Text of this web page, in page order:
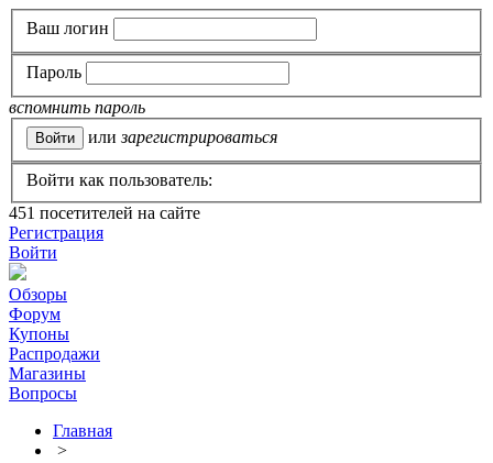
Ваш логин
Пароль
вспомнить пароль
или зарегистрироваться
Войти как пользователь:
451 посетителей на сайте
Регистрация
Войти
Обзоры
Форум
Купоны
Распродажи
Магазины
Вопросы
Главная
>